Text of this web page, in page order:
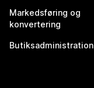
Markedsføring og
konvertering
Butiksadministration